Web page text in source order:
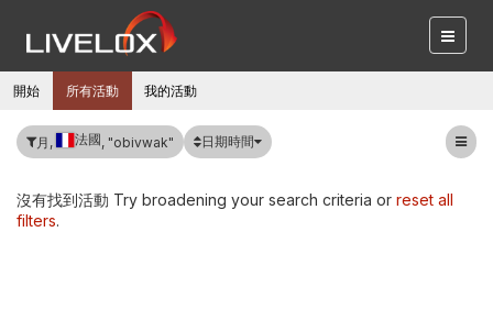
開始 所有活動 我的活動
月, 法國, "obivwak" 日期時間
沒有找到活動 Try broadening your search criteria or reset all
filters.